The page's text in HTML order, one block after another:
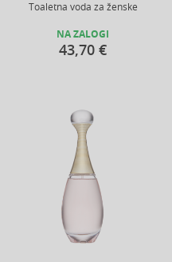
Toaletna voda za ženske
NA ZALOGI
43,70 €